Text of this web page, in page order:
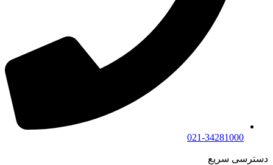
021-34281000
دسترسی سریع